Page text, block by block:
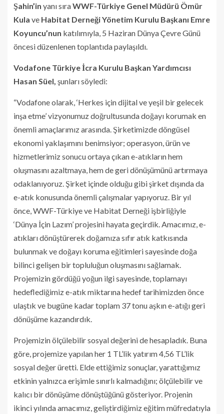
Şahin’in yanı sıraWWF-Türkiye Genel Müdürü Ömür
Kula ve Habitat Derneği Yönetim Kurulu Başkanı Emre
Koyuncu’nun katılımıyla, 5 Haziran Dünya Çevre Günü
öncesi düzenlenen toplantıda paylaşıldı.
Vodafone Türkiye İcra Kurulu Başkan Yardımcısı
Hasan Süel, şunları söyledi:
“Vodafone olarak, ‘Herkes için dijital ve yeşil bir gelecek
inşa etme’ vizyonumuz doğrultusunda doğayı korumak en
önemli amaçlarımız arasında. Şirketimizde döngüsel
ekonomi yaklaşımını benimsiyor; operasyon, ürün ve
hizmetlerimiz sonucu ortaya çıkan e-atıkların hem
oluşmasını azaltmaya, hem de geri dönüşümünü artırmaya
odaklanıyoruz. Şirket içinde olduğu gibi şirket dışında da
e-atık konusunda önemli çalışmalar yapıyoruz. Bir yıl
önce, WWF-Türkiye ve Habitat Derneği işbirliğiyle
‘Dünya İçin Lazım’ projesini hayata geçirdik. Amacımız, e-
atıkları dönüştürerek doğamıza sıfır atık katkısında
bulunmak ve doğayı koruma eğitimleri sayesinde doğa
bilinci gelişen bir topluluğun oluşmasını sağlamak.
Projemizin gördüğü yoğun ilgi sayesinde, toplamayı
hedeflediğimiz e-atık miktarına hedef tarihimizden önce
ulaştık ve bugüne kadar toplam 37 tonu aşkın e-atığı geri
dönüşüme kazandırdık.
Projemizin ölçülebilir sosyal değerini de hesapladık. Buna
göre, projemize yapılan her 1 TL’lik yatırım 4,56 TL’lik
sosyal değer üretti. Elde ettiğimiz sonuçlar, yarattığımız
etkinin yalnızca erişimle sınırlı kalmadığını; ölçülebilir ve
kalıcı bir dönüşüme dönüştüğünü gösteriyor. Projenin
ikinci yılında amacımız, geliştirdiğimiz eğitim müfredatıyla